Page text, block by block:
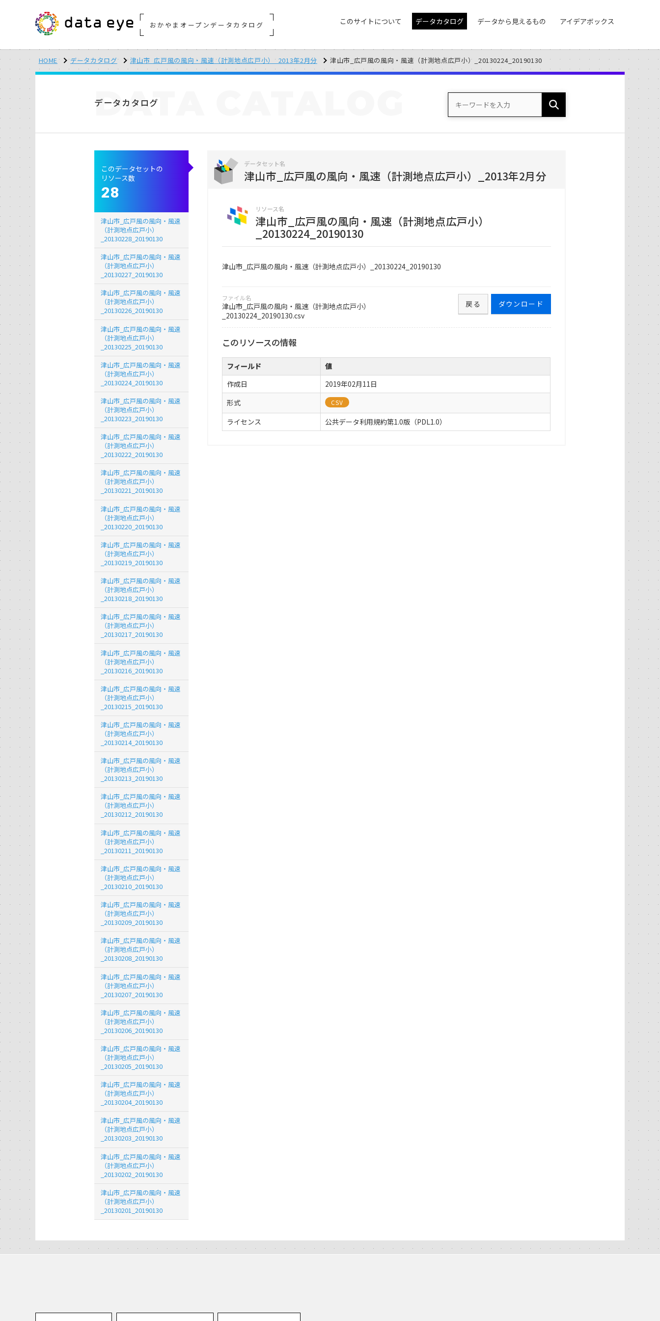
おかやまオープンデータカタログ このサイトについて データカタログ データから見えるもの アイデアボックス
HOME データカタログ 津山市_広戸風の風向・風速（計測地点広戸小）_2013年2月分 津山市_広戸風の風向・風速（計測地点広戸小）_20130224_20190130
データカタログ
DATA
データセット名
津山市_広戸風の風向・風速（計測地点広戸小）_2013年2月分
リソース名
津山市_広戸風の風向・風速（計測地点広戸小）
_20130224_20190130
津山市_広戸風の風向・風速（計測地点広戸小）_20130224_20190130
ファイル名
津山市_広戸風の風向・風速（計測地点広戸小）
_20130224_20190130.csv
ダウンロード
戻る
このリソースの情報
フィールド
値
作成日
2019年02月11日
形式
CSV
ライセンス 公共データ利用規約第1.0版（PDL1.0）
このデータセットの
リソース数
28
津山市_広戸風の風向・風速
（計測地点広戸小）
_20130228_20190130
津山市_広戸風の風向・風速
（計測地点広戸小）
_20130227_20190130
津山市_広戸風の風向・風速
（計測地点広戸小）
_20130226_20190130
津山市_広戸風の風向・風速
（計測地点広戸小）
_20130225_20190130
津山市_広戸風の風向・風速
（計測地点広戸小）
_20130224_20190130
津山市_広戸風の風向・風速
（計測地点広戸小）
_20130223_20190130
津山市_広戸風の風向・風速
（計測地点広戸小）
_20130222_20190130
津山市_広戸風の風向・風速
（計測地点広戸小）
_20130221_20190130
津山市_広戸風の風向・風速
（計測地点広戸小）
_20130220_20190130
津山市_広戸風の風向・風速
（計測地点広戸小）
_20130219_20190130
津山市_広戸風の風向・風速
（計測地点広戸小）
_20130218_20190130
津山市_広戸風の風向・風速
（計測地点広戸小）
_20130217_20190130
津山市_広戸風の風向・風速
（計測地点広戸小）
_20130216_20190130
津山市_広戸風の風向・風速
（計測地点広戸小）
_20130215_20190130
津山市_広戸風の風向・風速
（計測地点広戸小）
_20130214_20190130
津山市_広戸風の風向・風速
（計測地点広戸小）
_20130213_20190130
津山市_広戸風の風向・風速
（計測地点広戸小）
_20130212_20190130
津山市_広戸風の風向・風速
（計測地点広戸小）
_20130211_20190130
津山市_広戸風の風向・風速
（計測地点広戸小）
_20130210_20190130
津山市_広戸風の風向・風速
（計測地点広戸小）
_20130209_20190130
津山市_広戸風の風向・風速
（計測地点広戸小）
_20130208_20190130
津山市_広戸風の風向・風速
（計測地点広戸小）
_20130207_20190130
津山市_広戸風の風向・風速
（計測地点広戸小）
_20130206_20190130
津山市_広戸風の風向・風速
（計測地点広戸小）
_20130205_20190130
津山市_広戸風の風向・風速
（計測地点広戸小）
_20130204_20190130
津山市_広戸風の風向・風速
（計測地点広戸小）
_20130203_20190130
津山市_広戸風の風向・風速
（計測地点広戸小）
_20130202_20190130
津山市_広戸風の風向・風速
（計測地点広戸小）
_20130201_20190130